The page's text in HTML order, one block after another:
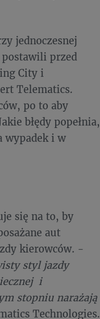
jednoczesnej
przed
City i
Telematics.
po to aby
błędy popełnia,
wypadek i w
się na to, by
aut
kierowców. -
styl jazdy
i
stopniu narażają
Technologies.